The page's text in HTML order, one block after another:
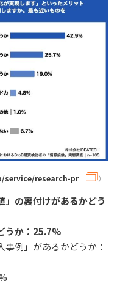
research-pr ）
」の裏付けがあるかどう
うか：25.7%
事例」があるかどうか：